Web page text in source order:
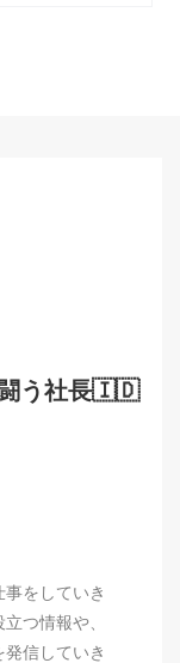
闘う社長🇮🇩
をしていき
つ情報や、
信していき